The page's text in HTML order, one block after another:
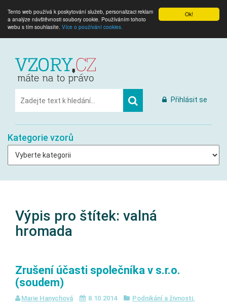
Ok!
Tento web používá k poskytování služeb, personalizaci reklam
a analýze návštěvnosti soubory cookie. Používáním tohoto
webu s tím souhlasíte. Více o používání cookies.
Přihlásit se
Kategorie vzorů
Výpis pro štítek: valná
hromada
Zrušení účasti společníka v s.r.o.
(soudem)
Marie Hanychová 8.10.2014 Podnikání a živnosti,